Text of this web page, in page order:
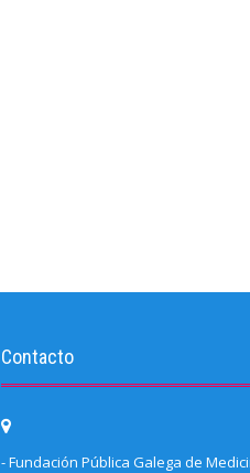
Contacto
- Fundación Pública Galega de